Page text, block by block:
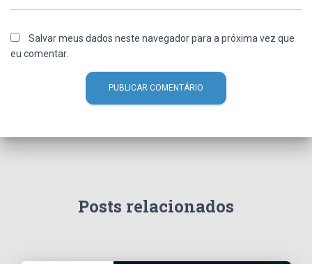
Salvar meus dados neste navegador para a próxima vez que
eu comentar.
Posts relacionados